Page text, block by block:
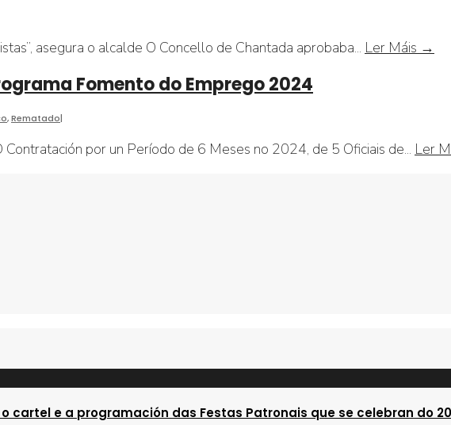
asegura o alcalde O Concello de Chantada aprobaba... Ler Máis →
Fomento do Emprego 2024
,Rematado|
por un Período de 6 Meses no 2024, de 5 Oficiais de... Ler
cartel e a programación das Festas Patronais que se celebran do